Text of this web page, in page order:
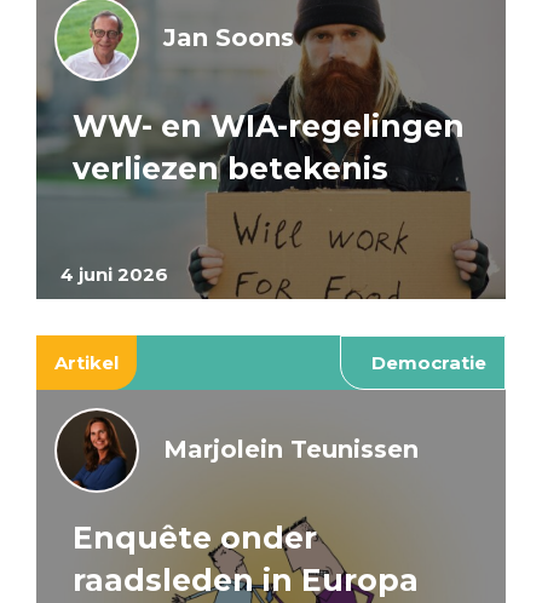
4 juni 2026
Jan Soons
WW- en WIA-regelingen
verliezen betekenis
Artikel Democratie
Marjolein Teunissen
Enquête onder
raadsleden in Europa